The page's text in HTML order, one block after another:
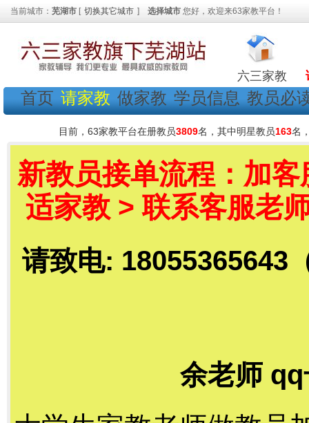
当前城市： 芜湖市 [ 切换其它城市 ] 选择城市 您好，欢迎来63家教平台！
六三家教
首页 请家教 做家教 学员信息 教员必
目前，63家教平台在册教员3809名，其中明星教员163名
新教员接单流程：加
适家教 > 联系客服老
请致电: 18055365643
余老师